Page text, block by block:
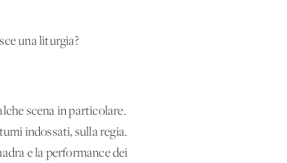
una liturgia?
scena in particolare.
indossati, sulla regia.
e la performance dei